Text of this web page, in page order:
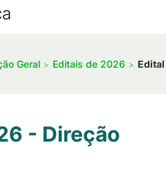
Geral Editais de 2026
- Direção